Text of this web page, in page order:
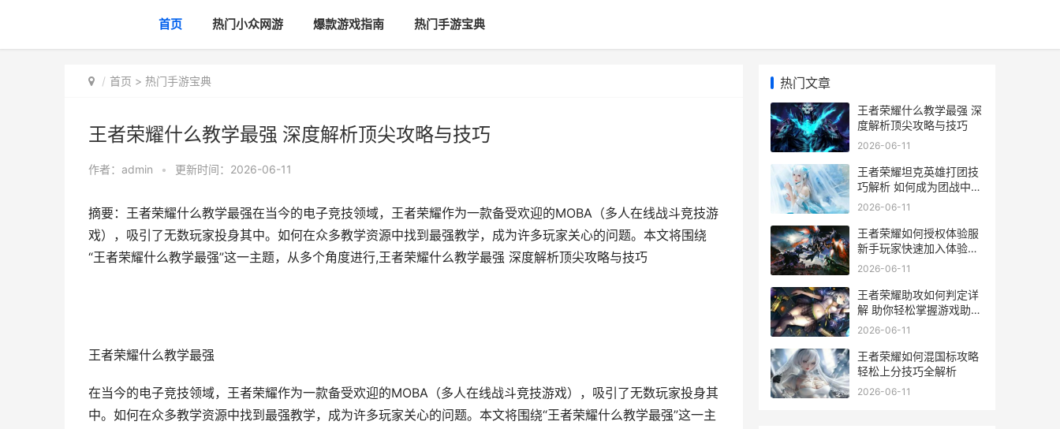
首页 热门小众网游 爆款游戏指南 热门手游宝典
首页 > 热门手游宝典
王者荣耀什么教学最强 深度解析顶尖攻略与技巧
作者： admin • 更新时间：2026-06-11
摘要：王者荣耀什么教学最强在当今的电子竞技领域，王者荣耀作为一款备受欢迎的MOBA（多人在线战斗竞技游
戏），吸引了无数玩家投身其中。如何在众多教学资源中找到最强教学，成为许多玩家关心的问题。本文将围绕
“王者荣耀什么教学最强”这一主题，从多个角度进行,王者荣耀什么教学最强 深度解析顶尖攻略与技巧
王者荣耀什么教学最强
在当今的电子竞技领域，王者荣耀作为一款备受欢迎的MOBA（多人在线战斗竞技游戏），吸引了无数玩家投身其
中。如何在众多教学资源中找到最强教学，成为许多玩家关心的问题。本文将围绕“王者荣耀什么教学最强”这一主
热门文章
王者荣耀什么教学最强 深
度解析顶尖攻略与技巧
2026-06-11
王者荣耀坦克英雄打团技
巧解析 如何成为团战中的
坚实后盾
2026-06-11
王者荣耀如何授权体验服
新手玩家快速加入体验服
的详细指南
2026-06-11
王者荣耀助攻如何判定详
解 助你轻松掌握游戏助攻
技巧
2026-06-11
王者荣耀如何混国标攻略
轻松上分技巧全解析
2026-06-11